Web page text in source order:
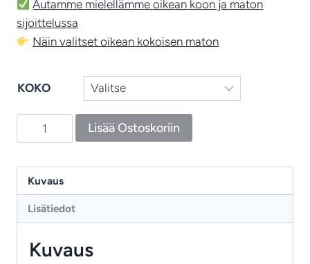
Autamme mielellämme oikean koon ja maton
sijoittelussa
Näin valitset oikean kokoisen maton
KOKO
Golden
Lily
villamatto,
ajaton
William
‑designmatto
Lisää Ostoskoriin
Kuvaus
Lisätiedot
Kuvaus